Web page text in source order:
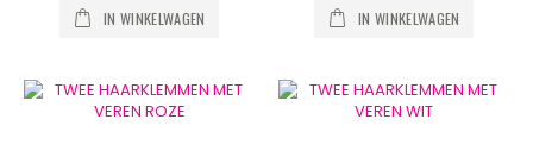
IN WINKELWAGEN IN WINKELWAGEN